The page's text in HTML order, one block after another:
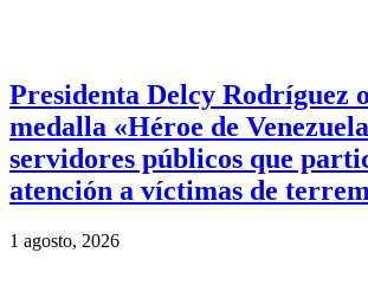
Presidenta Delcy Rodríguez
medalla «Héroe de
servidores públicos que
atención a víctimas de
1 agosto, 2026